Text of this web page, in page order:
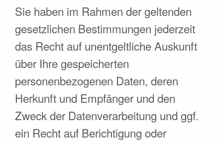
Sie haben im Rahmen der geltenden
gesetzlichen Bestimmungen jederzeit
das Recht auf unentgeltliche Auskunft
über Ihre gespeicherten
personenbezogenen Daten, deren
Herkunft und Empfänger und den
Zweck der Datenverarbeitung und ggf.
ein Recht auf Berichtigung oder